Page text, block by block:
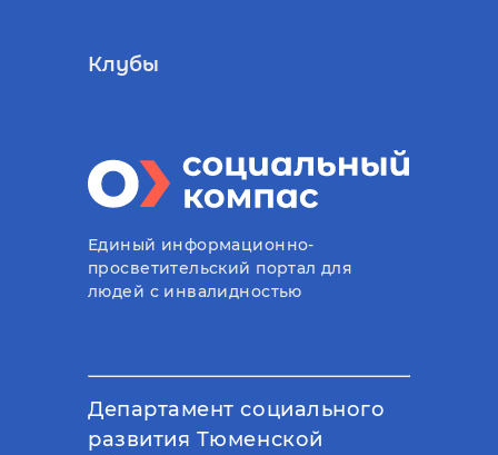
Клубы
Единый информационно-
просветительский портал для
людей с инвалидностью
Департамент социального
развития Тюменской